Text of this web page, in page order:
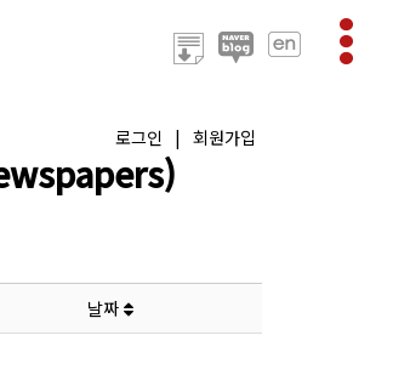
로그인 | 회원가입
날짜